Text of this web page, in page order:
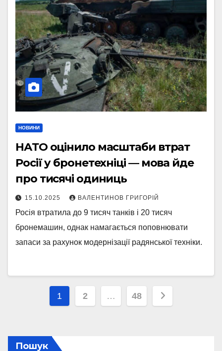
НОВИНИ
НАТО оцінило масштаби втрат
Росії у бронетехніці — мова йде
про тисячі одиниць
15.10.2025 ВАЛЕНТИНОВ ГРИГОРІЙ
Росія втратила до 9 тисяч танків і 20 тисяч
бронемашин, однак намагається поповнювати
запаси за рахунок модернізації радянської техніки.
Пагінація
1 2 … 48
Пошук